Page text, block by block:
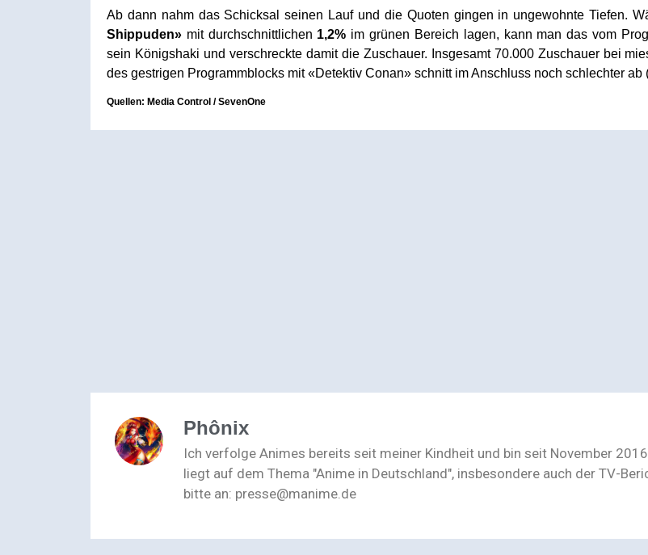
Ab dann nahm das Schicksal seinen Lauf und die Quoten gingen in ungewohnte Tiefen.
Shippuden» mit durchschnittlichen 1,2% im grünen Bereich lagen, kann man das vom
sein Königshaki und verschreckte damit die Zuschauer. Insgesamt 70.000 Zuschauer bei
des gestrigen Programmblocks mit «Detektiv Conan» schnitt im Anschluss noch schlechter ab
Quellen: Media Control / SevenOne
Phônix
Ich verfolge Animes bereits seit meiner Kindheit und bin seit November
liegt auf dem Thema "Anime in Deutschland", insbesondere auch der TV-
bitte an: presse@manime.de